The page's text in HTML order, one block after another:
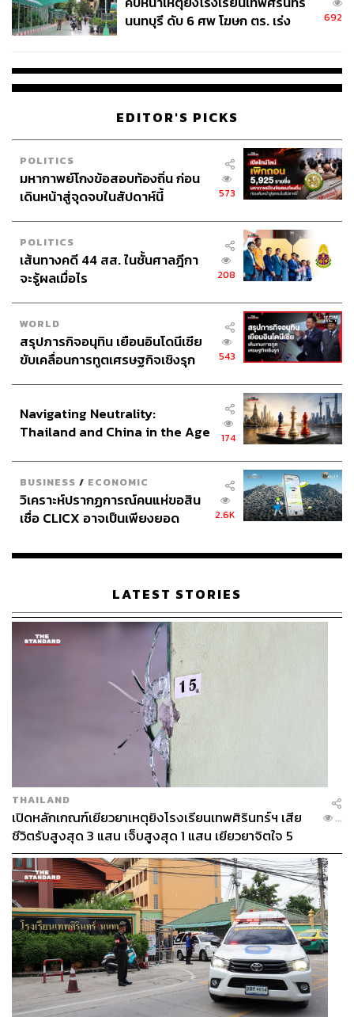
นนทบุรี ดับ 6 ศพ โฆษก ตร. เร่ง
692
EDITOR'S PICKS
POLITICS
มหากาพย์โกงข้อสอบท้องถิ่น ก่อน
เดินหน้าสู่จุดจบในสัปดาห์นี้
573
POLITICS
เส้นทางคดี 44 สส. ในชั้นศาลฎีกา
จะรู้ผลเมื่อไร
208
WORLD
สรุปภารกิจอนุทิน เยือนอินโดนีเซีย
ขับเคลื่อนการทูตเศรษฐกิจเชิงรุก
543
Navigating Neutrality:
Thailand and China in the Age
174
BUSINESS / ECONOMIC
วิเคราะห์ปรากฏการณ์คนแห่ขอสิน
เชื่อ CLICX อาจเป็นเพียงยอด
เรือนไทยที่ถูกซุกไว้
2.6K
LATEST STORIES
THAILAND
เปิดหลักเกณฑ์เยียวยาเหตุยิงโรงเรียนเทพศิรินทร์ฯ เสีย
ชีวิตรับสูงสุด 3 แสน เจ็บสูงสุด 1 แสน เยียวยาจิตใจ 5
ระดับ
...